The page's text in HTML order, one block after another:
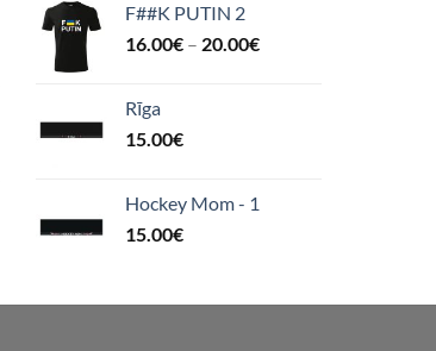
F##K PUTIN 2
16.00€ – 20.00€
Rīga
15.00€
Hockey Mom - 1
15.00€